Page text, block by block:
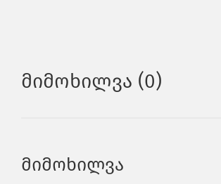
Მიმოხილვა (0)
მიმოხილვა